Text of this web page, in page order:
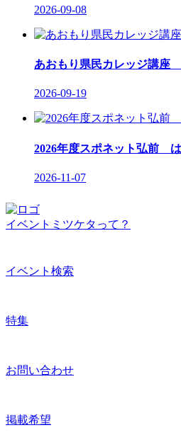
2026-09-08
あおもり県民カレッジ講座
2026-09-19
2026年度スポネット弘前 は
2026-11-07
イベントミツケタって？
イベント検索
特集
お問い合わせ
掲載希望